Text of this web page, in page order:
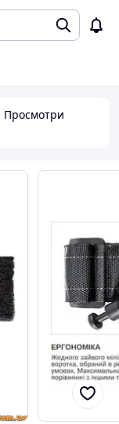
Просмотри